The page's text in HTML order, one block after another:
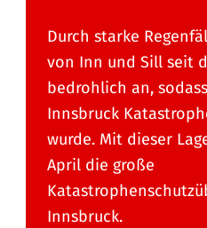
Durch starke
von Inn und Sill seit
bedrohlich an,
Innsbruck
wurde. Mit dieser
April die große
Innsbruck.